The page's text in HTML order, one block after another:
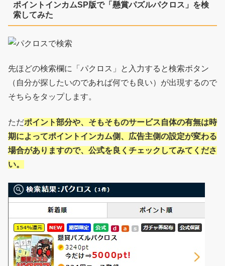
ポイントインカムSP版で「懸賞パズルパクロス」を検
索してみた
先ほどの検索欄に「パクロス」と入力すると検索ボタン
（自分が探したいのであれば何でも良い）が出現するので
そちらをタップします。
ただポイント部分や、そもそものサービス自体の有無は時
期によってポイントインカム側、広告主側の設定が変わる
場合がありますので、公式を良くチェックしてみてくださ
い。